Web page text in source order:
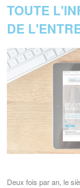
TOUTE
DE
Deux fois par an, le